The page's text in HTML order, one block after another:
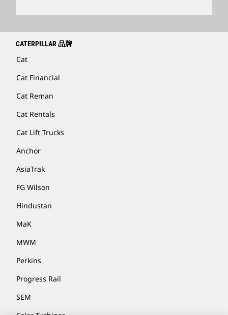
CATERPILLAR 品牌
Cat
Cat Financial
Cat Reman
Cat Rentals
Cat Lift Trucks
Anchor
AsiaTrak
FG Wilson
Hindustan
MaK
MWM
Perkins
Progress Rail
SEM